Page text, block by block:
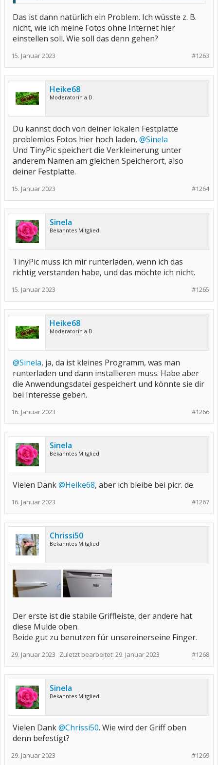
Das ist dann natürlich ein Problem. Ich wüsste z. B.
nicht, wie ich meine Fotos ohne Internet hier
einstellen soll. Wie soll das denn gehen?
#1263
15. Januar 2023
Heike68
Moderatorin a.D.
Du kannst doch von deiner lokalen Festplatte
problemlos Fotos hier hoch laden, @Sinela
Und TinyPic speichert die Verkleinerung unter
anderem Namen am gleichen Speicherort, also
deiner Festplatte.
#1264
15. Januar 2023
Sinela
Bekanntes Mitglied
TinyPic muss ich mir runterladen, wenn ich das
richtig verstanden habe, und das möchte ich nicht.
#1265
15. Januar 2023
Heike68
Moderatorin a.D.
@Sinela, ja, da ist kleines Programm, was man
runterladen und dann installieren muss. Habe aber
die Anwendungsdatei gespeichert und könnte sie dir
bei Interesse geben.
#1266
16. Januar 2023
Sinela
Bekanntes Mitglied
Vielen Dank@Heike68, aber ich bleibe bei picr. de.
#1267
16. Januar 2023
Chrissi50
Bekanntes Mitglied
Der erste ist die stabile Griffleiste, der andere hat
diese Mulde oben.
Beide gut zu benutzen für unsereinerseine Finger.
#1268
29. Januar 2023 Zuletzt bearbeitet: 29. Januar 2023
Sinela
Bekanntes Mitglied
Vielen Dank@Chrissi50. Wie wird der Griff oben
denn befestigt?
#1269
29. Januar 2023